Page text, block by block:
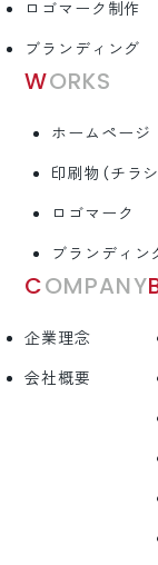
ロゴマーク制作
ブランディング
WORKS
ホームページ
印刷物（チラ
ロゴマーク
ブランディン
COMPANY
企業理念
会社概要